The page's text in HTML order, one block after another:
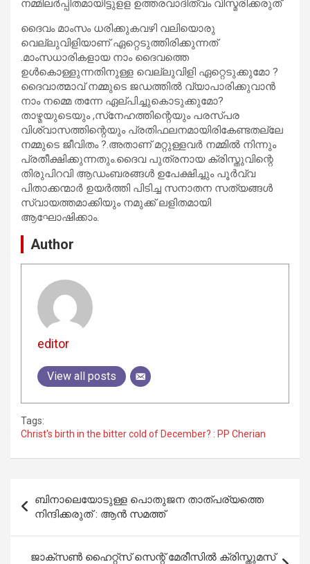
നമ്മിലര്‍പ്പിതമായിട്ടുളള ഉത്തരവാദിത്വം വിസ്മരിക്കരുത്
ദൈവം മാംസം ധരിക്കുകവഴി വലിയൊരു
വെല്ലുവിളിയാണ് ഏറ്റെടുത്തിരിക്കുന്നത്
.മാംസധാരികളായ നാം ദൈവത്തെ
ഉള്‍കൊള്ളുന്നതിനുള്ള വെല്ലുവിളി ഏറ്റെടുക്കുമോ ?
ദൈവാത്മാവ് നമ്മുടെ ജഡത്തില്‍ വ്യാപാരിക്കുവാന്‍
നാം നമ്മെ തന്നേ ഏല്പിച്ചുകൊടുക്കുമോ?
താഴ്മയുടെയും ,സ്‌നേഹത്തിന്റെയും പരസ്പര
വിശ്വാസത്തിന്റെയും പ്രതിഫലനമായിരികേണ്ടതല്ലേ
നമ്മുടെ ജീവിതം ?.അതാണ് മറ്റുള്ളവര്‍ നമ്മില്‍ നിന്നും
പ്രതീക്ഷിക്കുന്നതും.ദൈവ പുത്രനായ ക്രിസ്തുവിന്റെ
തിരുപിറവി ആഡംബരങ്ങള്‍ ഉപേക്ഷിച്ചും പൂര്‍വ്വ
പിതാക്കന്മാര്‍ ഉയര്‍ത്തി പിടിച്ച സനാതന സത്യങ്ങള്‍
സ്വായത്തമാക്കിയും നമുക്ക് ലളിതമായി
ആഘോഷിക്കാം.
Author
editor
View all posts
Tags:
Christ's birth in the bitter cold of December? : PP Cherian
navigation
ബിനാലെയോടുള്ള പൊതുജന താത്പര്യത്തെ
നിന്ദിക്കരുത് : ആൻ സമത്ത്
ജാക്‌സണ്‍ ഹൈറ്റ്‌സ് സെന്റ് മേരീസില്‍ ക്രിസ്തുമസ്